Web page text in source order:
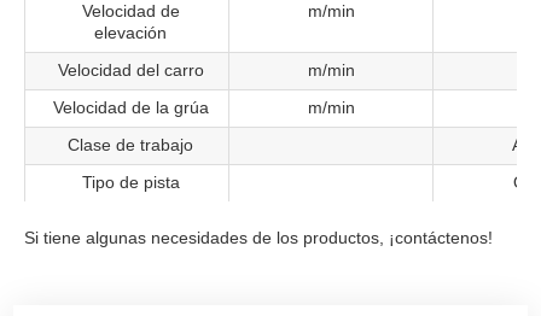
Velocidad de
elevación
m/min
Velocidad del carro m/min
Velocidad de la grúa m/min
Clase de trabajo A3-
Tipo de pista
Si tiene algunas necesidades de los productos, ¡contáctenos!